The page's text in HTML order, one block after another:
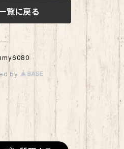
覧に戻る
by